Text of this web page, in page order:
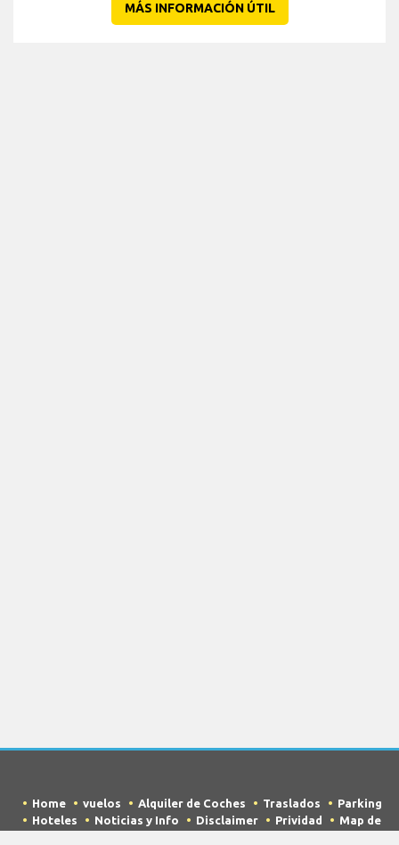
MÁS INFORMACIÓN ÚTIL
Home vuelos Alquiler de Coches Traslados
Parking
Hoteles
Noticias y Info Disclaimer Prividad
Map de